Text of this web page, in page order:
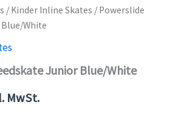
/ Kinder Inline Skates / Powerslide
White
Junior Blue/White
MwSt.